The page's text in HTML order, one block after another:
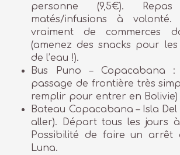
personne (9,5€).
matés/infusions à
vraiment de commerces
(amenez des snacks pour
de l’eau !).
Bus Puno – Copacabana :
passage de frontière très
remplir pour entrer en Bolivie)
Bateau Copacabana – Isla Del
aller). Départ tous les jours à
Possibilité de faire un
Luna.